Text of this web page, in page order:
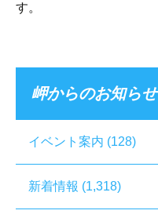
す。
岬からのお知らせ
イベント案内 (128)
新着情報 (1,318)